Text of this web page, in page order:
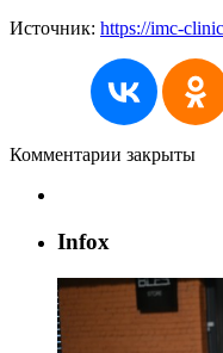
Источник: https://imc-
Комментарии закрыты
Infox